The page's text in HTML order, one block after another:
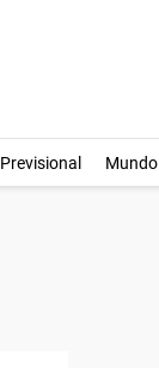
Previsional Mundo